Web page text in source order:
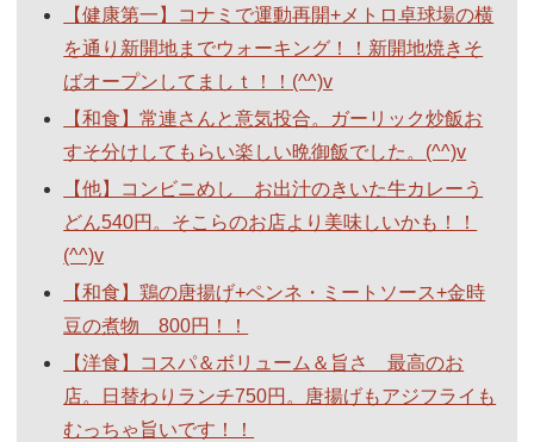
【健康第一】コナミで運動再開+メトロ卓球場の横
を通り新開地までウォーキング！！新開地焼きそ
ばオープンしてましｔ！！(^^)v
【和食】常連さんと意気投合。ガーリック炒飯お
すそ分けしてもらい楽しい晩御飯でした。(^^)v
【他】コンビニめし お出汁のきいた牛カレーう
どん540円。そこらのお店より美味しいかも！！
(^^)v
【和食】鶏の唐揚げ+ペンネ・ミートソース+金時
豆の煮物 800円！！
【洋食】コスパ＆ボリューム＆旨さ 最高のお
店。日替わりランチ750円。唐揚げもアジフライも
むっちゃ旨いです！！